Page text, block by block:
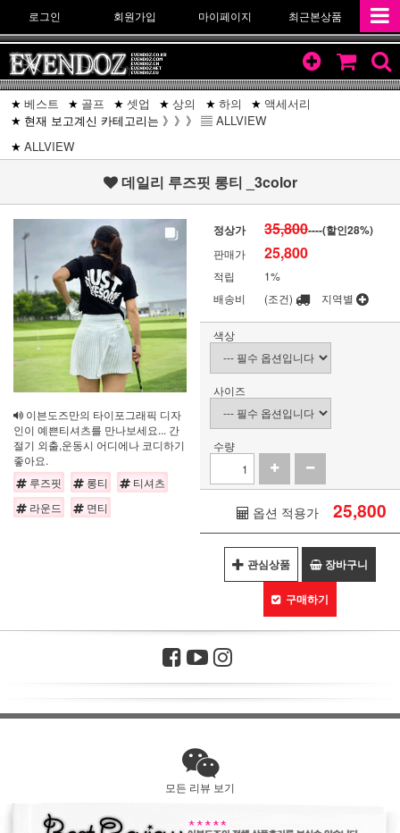
로그인 회원가입 마이페이지 최근본상품
베스트 골프 셋업 상의 하의
액세서리
현재 보고계신 카테고리는 》》》 ▤ ALLVIEW
ALLVIEW
데일리 루즈핏 롱티 _3color
이븐도즈만의 타이포그래픽 디자
인이 예쁜티셔츠를 만나보세요... 간
절기 외출,운동시 어디에나 코디하기
좋아요.
루즈핏
롱티
티셔츠
라운드
면티
정상가 35,800----(할인28%)
판매가 25,800
적립
1%
배송비
(조건) 지역별
색상
사이즈
수량
옵션 적용가 25,800
관심상품 장바구니
구매하기
모든 리뷰 보기